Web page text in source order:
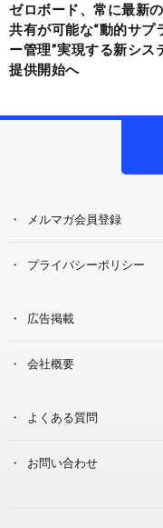
ゼロボード、常に最新
共有が可能な“動的サプ
ー管理”実現する新シス
提供開始へ
メルマガ会員登録
プライバシーポリシー
広告掲載
会社概要
よくある質問
お問い合わせ